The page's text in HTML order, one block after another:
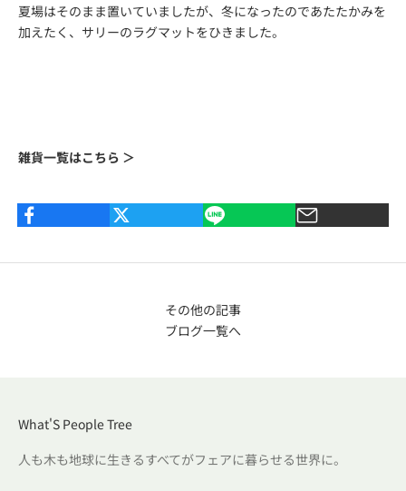
夏場はそのまま置いていましたが、冬になったのであたたかみを
加えたく、サリーのラグマットをひきました。
雑貨一覧はこちら ＞
その他の記事
ブログ一覧へ
What'S People Tree
人も木も地球に生きるすべてがフェアに暮らせる世界に。